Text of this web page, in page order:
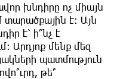
խնդիրը ոչ միայն
է։ Այն
է՝ ի՞նչ է
Արդյոք մենք մեզ
պատմություն
թե՞